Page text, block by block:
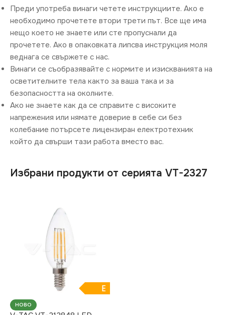
Преди употреба винаги четете инструкциите. Ако е
необходимо прочетете втори трети път. Все ще има
нещо което не знаете или сте пропуснали да
прочетете. Ако в опаковката липсва инструкция моля
веднага се свържете с нас.
Винаги се съобразявайте с нормите и изискванията на
осветителните тела както за ваша така и за
безопасността на околните.
Ако не знаете как да се справите с високите
напрежения или нямате доверие в себе си без
колебание потърсете лицензиран електротехник
който да свърши тази работа вместо вас.
Избрани продукти от серията VT-2327
E
НОВО